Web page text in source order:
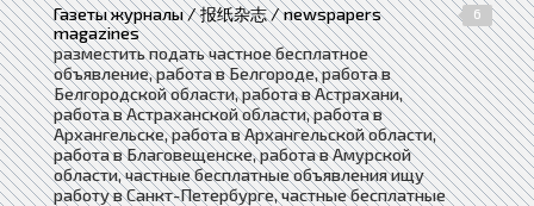
Газеты журналы / 报纸杂志 / newspapers
magazines
6
разместить подать частное бесплатное
объявление, работа в Белгороде, работа в
Белгородской области, работа в Астрахани,
работа в Астраханской области, работа в
Архангельске, работа в Архангельской области,
работа в Благовещенске, работа в Амурской
области, частные бесплатные объявления ищу
работу в Санкт-Петербурге, частные бесплатные